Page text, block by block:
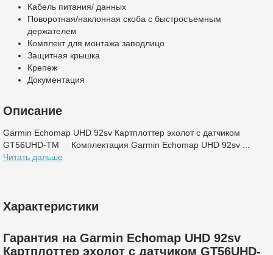
Кабель питания/ данных
Поворотная/наклонная скоба с быстросъемным
держателем
Комплект для монтажа заподлицо
Защитная крышка
Крепеж
Документация
Описание
Garmin Echomap UHD 92sv Картплоттер эхолот с датчиком
GT56UHD-TM Комплектация Garmin Echomap UHD 92sv ...
Читать дальше
Характеристики
Гарантия на Garmin Echomap UHD 92sv
Картплоттер эхолот с датчиком GT56UHD-